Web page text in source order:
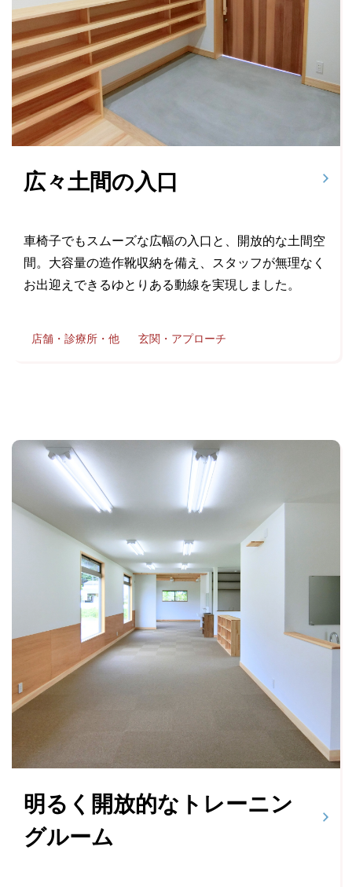
広々土間の入口
車椅子でもスムーズな広幅の入口と、開放的な土間空
間。大容量の造作靴収納を備え、スタッフが無理なく
お出迎えできるゆとりある動線を実現しました。
店舗・診療所・他 玄関・アプローチ
明るく開放的なトレーニン
グルーム